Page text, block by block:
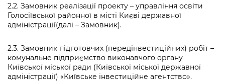
2.2. Замовник реалізації проекту – управління освіти
Голосіївської районної в місті Києві державної
адміністрації(далі – Замовник).
2.3. Замовник підготовчих (передінвестиційних) робіт –
комунальне підприємство виконавчого органу
Київської міської ради (Київської міської державної
адміністрації) «Київське інвестиційне агентство».